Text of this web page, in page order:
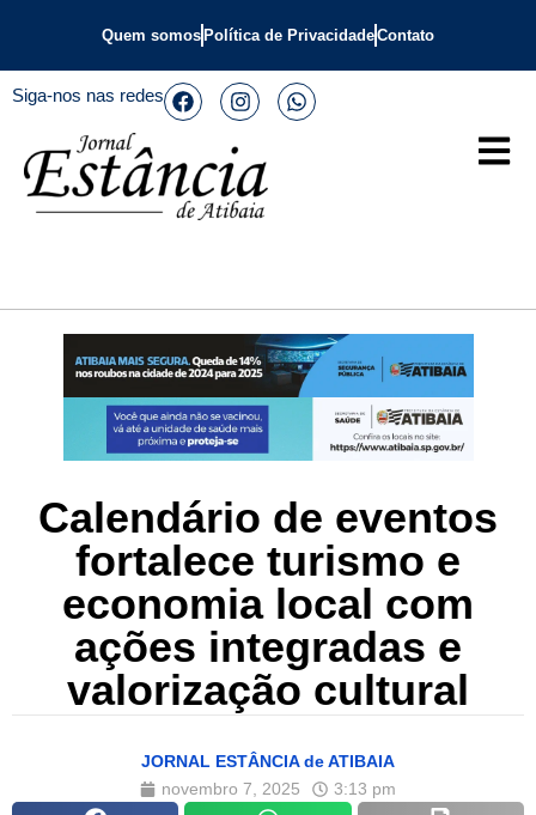
Quem somos Política de PrivacidadeContato
Siga-nos nas redes
Calendário de eventos
fortalece turismo e
economia local com
ações integradas e
valorização cultural
JORNAL ESTÂNCIA de ATIBAIA
novembro 7, 2025
3:13 pm